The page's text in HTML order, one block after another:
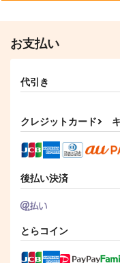
お支払い
代引き
クレジットカード
後払い決済
とらコイン